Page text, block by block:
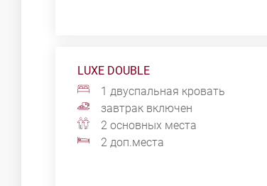
LUXE DOUBLE
1 двуспальная кровать
завтрак включен
2 основных места
2 доп.места